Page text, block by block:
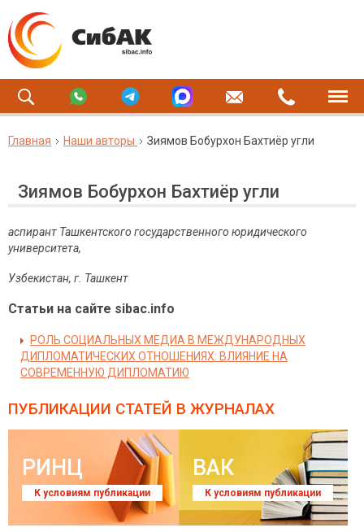
Главная Наши авторы Зиямов Бобурхон Бахтиёр угли
Зиямов Бобурхон Бахтиёр угли
аспирант Ташкентского государственного юридического
университета,
Узбекистан, г. Ташкент
Статьи на сайте sibac.info
РОЛЬ СОЦИАЛЬНЫХ МЕДИА В МЕЖДУНАРОДНЫХ
ДИПЛОМАТИЧЕСКИХ ОТНОШЕНИЯХ: ВЛИЯНИЕ НА
СОВРЕМЕННУЮ ДИПЛОМАТИЮ
ПУБЛИКАЦИИ СТАТЕЙ В ЖУРНАЛАХ
РИНЦ
К условиям публикации
ВАК
К условиям публикации